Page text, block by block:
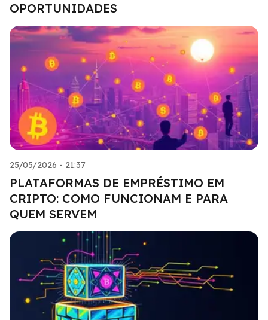
OPORTUNIDADES
25/05/2026 - 21:37
PLATAFORMAS DE EMPRÉSTIMO EM
CRIPTO: COMO FUNCIONAM E PARA
QUEM SERVEM